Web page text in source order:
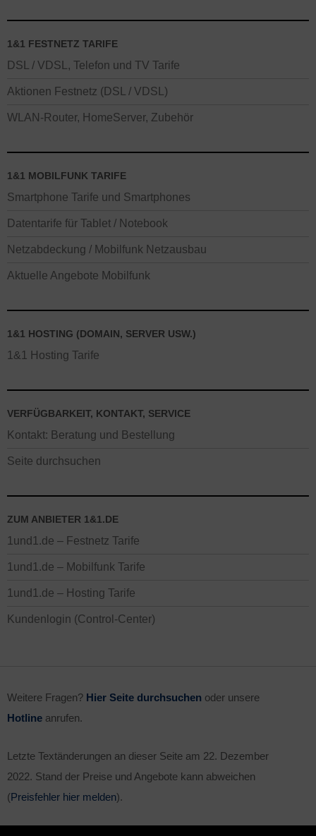
1&1 FESTNETZ TARIFE
DSL / VDSL, Telefon und TV Tarife
Aktionen Festnetz (DSL / VDSL)
WLAN-Router, HomeServer, Zubehör
1&1 MOBILFUNK TARIFE
Smartphone Tarife und Smartphones
Datentarife für Tablet / Notebook
Netzabdeckung / Mobilfunk Netzausbau
Aktuelle Angebote Mobilfunk
1&1 HOSTING (DOMAIN, SERVER USW.)
1&1 Hosting Tarife
VERFÜGBARKEIT, KONTAKT, SERVICE
Kontakt: Beratung und Bestellung
Seite durchsuchen
ZUM ANBIETER 1&1.DE
1und1.de – Festnetz Tarife
1und1.de – Mobilfunk Tarife
1und1.de – Hosting Tarife
Kundenlogin (Control-Center)
Weitere Fragen? Hier Seite durchsuchen oder unsere
Hotline anrufen.
Letzte Textänderungen an dieser Seite am 22. Dezember
2022. Stand der Preise und Angebote kann abweichen
(Preisfehler hier melden).